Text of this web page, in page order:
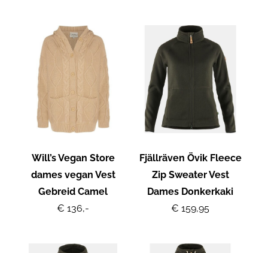
Will’s Vegan Store
dames vegan Vest
Gebreid Camel
€ 136,-
Fjällräven Övik Fleece
Zip Sweater Vest
Dames Donkerkaki
€ 159,95